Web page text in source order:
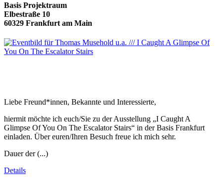
Basis Projektraum
Elbestraße 10
60329 Frankfurt am Main
Liebe Freund*innen, Bekannte und Interessierte,
hiermit möchte ich euch/Sie zu der Ausstellung „I Caught A
Glimpse Of You On The Escalator Stairs“ in der Basis Frankfurt
einladen. Über euren/Ihren Besuch freue ich mich sehr.
Dauer der (...)
Details